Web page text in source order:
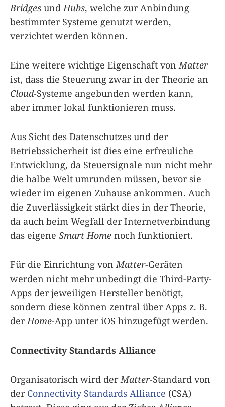
Bridges undHubs, welche zur Anbindung
bestimmter Systeme genutzt werden,
verzichtet werden können.
Eine weitere wichtige Eigenschaft vonMatter
ist, dass die Steuerung zwar in der Theorie an
Cloud-Systeme angebunden werden kann,
aber immer lokal funktionieren muss.
Aus Sicht des Datenschutzes und der
Betriebssicherheit ist dies eine erfreuliche
Entwicklung, da Steuersignale nun nicht mehr
die halbe Welt umrunden müssen, bevor sie
wieder im eigenen Zuhause ankommen. Auch
die Zuverlässigkeit stärkt dies in der Theorie,
da auch beim Wegfall der Internetverbindung
das eigene Smart Home noch funktioniert.
Für die Einrichtung vonMatter-Geräten
werden nicht mehr unbedingt die Third-Party-
Apps der jeweiligen Hersteller benötigt,
sondern diese können zentral über Apps z. B.
derHome-App unter iOS hinzugefügt werden.
Connectivity Standards Alliance
Organisatorisch wird derMatter-Standard von
der Connectivity Standards Alliance (CSA)